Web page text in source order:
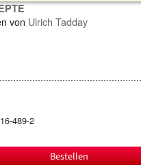
von Ulrich Tadday
489-2
Bestellen